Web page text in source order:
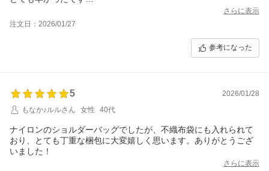
さらに表示
注文日：2026/01/27
参考になった
5
2026/01/28
もなか♪ルルさん
女性 40代
ナイロンのショルダーバッグでしたが、不織布袋にも入れられて
おり、とても丁重な梱包に大変嬉しく思います。ありがとうござ
いました！
さらに表示